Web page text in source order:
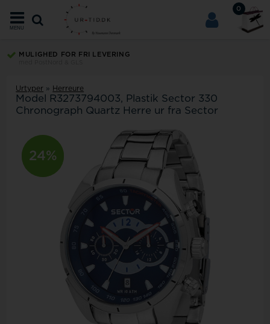
0
MENU
MULIGHED FOR FRI LEVERING
Urtyper » Herreure
Model R3273794003
Plastik Sector 330
Chronograph Quartz Herre ur fra Sector
11%
24%